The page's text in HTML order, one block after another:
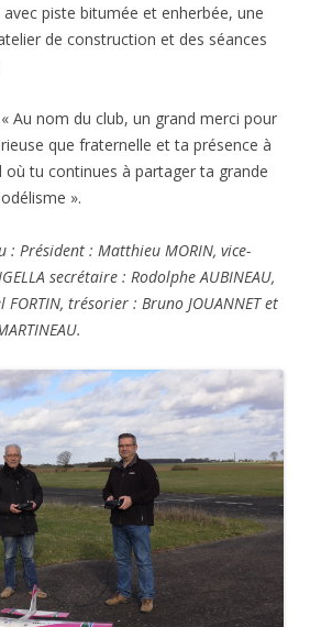
piste bitumée et enherbée, une
de construction et des séances
Au nom du club, un grand merci pour
que fraternelle et ta présence à
tu continues à partager ta grande
».
: Président : Matthieu MORIN, vice-
secrétaire : Rodolphe AUBINEAU,
FORTIN, trésorier : Bruno JOUANNET et